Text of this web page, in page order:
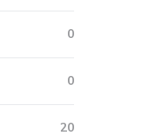
0
0
20